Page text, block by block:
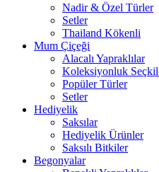
Nadir & Özel Türler
Setler
Thailand Kökenli
Mum Çiçeği
Alacalı Yapraklılar
Koleksiyonluk
Popüler Türler
Setler
Hediyelik
Saksılar
Hediyelik Ürünler
Saksılı Bitkiler
Begonyalar